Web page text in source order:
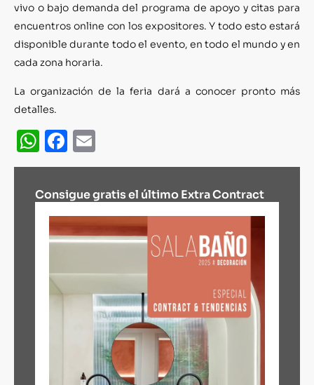
vivo o bajo demanda del programa de apoyo y citas para
encuentros online con los expositores. Y todo esto estará
disponible durante todo el evento, en todo el mundo y en
cada zona horaria.
La organización de la feria dará a conocer pronto más
detalles.
WhatsApp
Facebook
Consigue gratis el último Extra Contract